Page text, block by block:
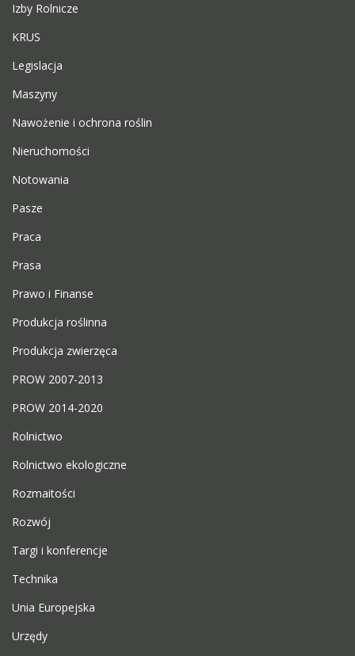
Izby Rolnicze
KRUS
Legislacja
Maszyny
Nawożenie i ochrona roślin
Nieruchomości
Notowania
Pasze
Praca
Prasa
Prawo i Finanse
Produkcja roślinna
Produkcja zwierzęca
PROW 2007-2013
PROW 2014-2020
Rolnictwo
Rolnictwo ekologiczne
Rozmaitości
Rozwój
Targi i konferencje
Technika
Unia Europejska
Urzędy